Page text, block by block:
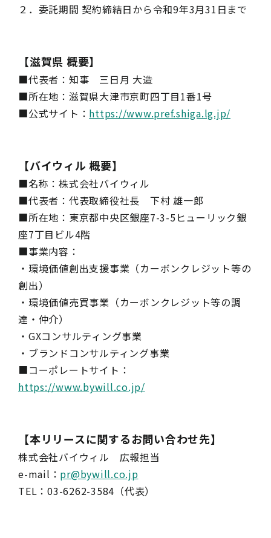
２．委託期間 契約締結日から令和9年3月31日まで
【滋賀県 概要】
■代表者：知事 三日月 大造
■所在地：滋賀県大津市京町四丁目1番1号
■公式サイト： https://www.pref.shiga.lg.jp/
【バイウィル 概要】
■名称：株式会社バイウィル
■代表者：代表取締役社長 下村 雄一郎
■所在地：東京都中央区銀座7-3-5ヒューリック銀
座7丁目ビル4階
■事業内容：
・環境価値創出支援事業（カーボンクレジット等の
創出）
・環境価値売買事業（カーボンクレジット等の調
達・仲介）
・GXコンサルティング事業
・ブランドコンサルティング事業
■コーポレートサイト：
https://www.bywill.co.jp/
【本リリースに関するお問い合わせ先】
株式会社バイウィル 広報担当
e-mail： pr@bywill.co.jp
TEL：03-6262-3584（代表）